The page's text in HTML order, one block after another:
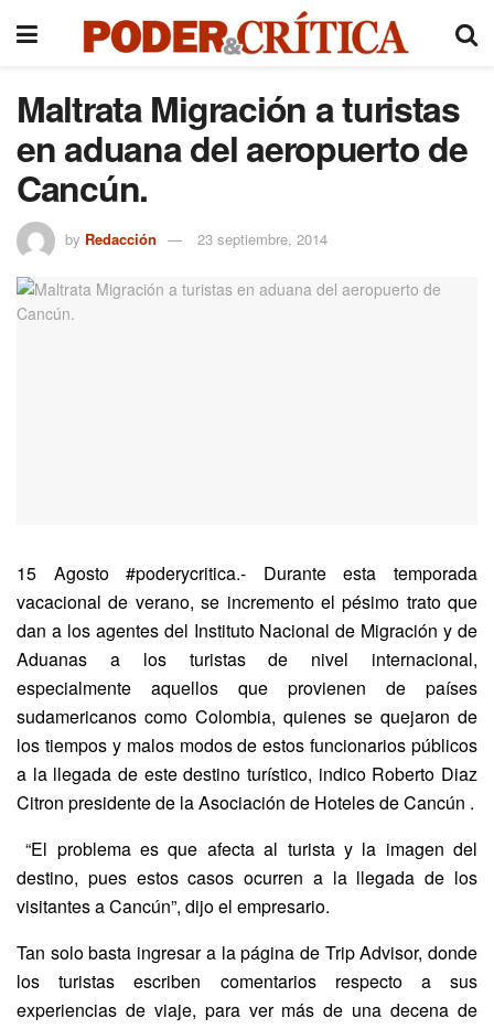
Maltrata Migración a turistas
en aduana del aeropuerto de
Cancún.
by Redacción 23 septiembre, 2014
15 Agosto #poderycritica.- Durante esta temporada
vacacional de verano, se incremento el pésimo trato que
dan a los agentes del Instituto Nacional de Migración y de
Aduanas a los turistas de nivel internacional,
especialmente aquellos que provienen de países
sudamericanos como Colombia, quienes se quejaron de
los tiempos y malos modos de estos funcionarios públicos
a la llegada de este destino turístico, indico Roberto Diaz
Citron presidente de la Asociación de Hoteles de Cancún .
“El problema es que afecta al turista y la imagen del
destino, pues estos casos ocurren a la llegada de los
visitantes a Cancún”, dijo el empresario.
Tan solo basta ingresar a la página de Trip Advisor, donde
los turistas escriben comentarios respecto a sus
experiencias de viaje, para ver más de una decena de